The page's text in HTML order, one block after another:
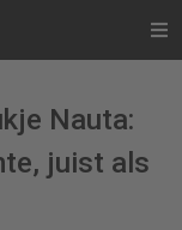
Nauta:
juist als